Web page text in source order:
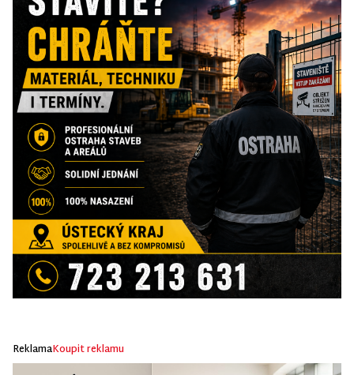
ReklamaKoupit reklamu